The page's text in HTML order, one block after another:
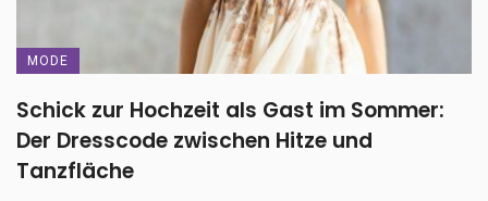
MODE
Schick zur Hochzeit als Gast im Sommer:
Der Dresscode zwischen Hitze und
Tanzfläche